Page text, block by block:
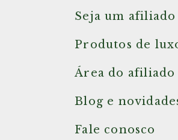
Seja um afiliado
Produtos de
Área do afiliado
Blog e
Fale conosco